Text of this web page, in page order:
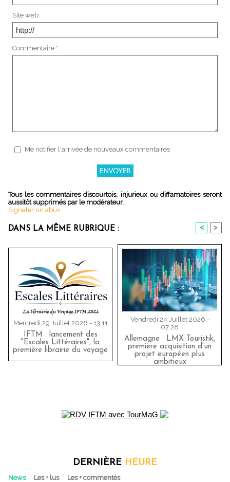
Site web :
Commentaire * :
Me notifier l'arrivée de nouveaux commentaires
Tous les commentaires discourtois, injurieux ou diffamatoires seront
aussitôt supprimés par le modérateur.
Signaler un abus
DANS LA MÊME RUBRIQUE : < >
Mercredi 29 Juillet 2026 - 13:11
IFTM : lancement des
"Escales Littéraires", la
première librairie du voyage
Vendredi 24 Juillet 2026 -
07:28
Allemagne : LMX Touristik,
première acquisition d'un
projet européen plus
ambitieux
DERNIÈRE HEURE
News Les + lus Les + commentés